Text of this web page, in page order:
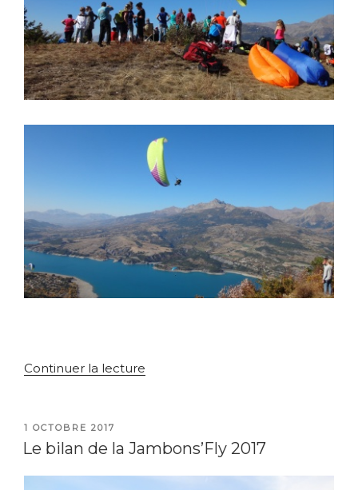
Continuer la lecture
et
PUBLIÉ
LE
1 OCTOBRE 2017
Le bilan de la Jambons’Fly 2017